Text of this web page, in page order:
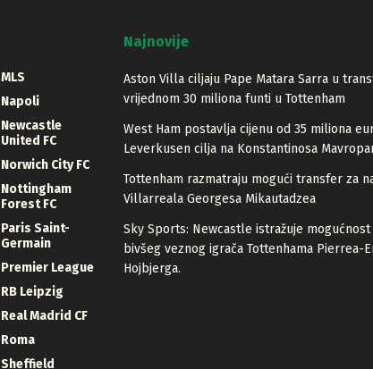
MLS
Napoli
Newcastle
United FC
Norwich City FC
Nottingham
Forest FC
Paris Saint-
Germain
Premier League
RB Leipzig
Real Madrid CF
Roma
Sheffield
Najnovije
Aston Villa ciljaju Pape Matara Sarra u
vrijednom 30 miliona funti u Tottenham
West Ham postavlja cijenu od 35 miliona
Leverkusen cilja na Konstantinosa
Tottenham razmatraju mogući transfer za
Villarreala Georgesa Mikautadzea
Sky Sports: Newcastle istražuje
bivšeg veznog igrača Tottenhama Pierrea-
Hojbjerga.